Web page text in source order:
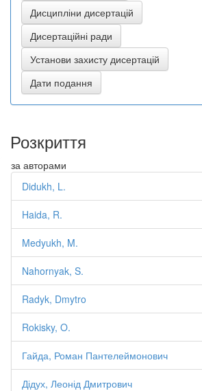
Розкриття
за авторами
Didukh, L.
Haida, R.
Medyukh, M.
Nahornyak, S.
Radyk, Dmytro
Rokisky, O.
Гайда, Роман Пантелеймонович
Дідух, Леонід Дмитрович